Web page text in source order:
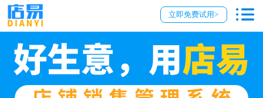
立即免费试用>